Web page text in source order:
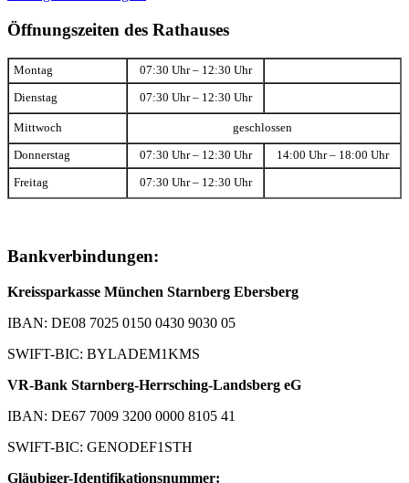
Öffnungszeiten des Rathauses
Montag 07:30 Uhr – 12:30 Uhr
Dienstag 07:30 Uhr – 12:30 Uhr
Mittwoch geschlossen
Donnerstag 07:30 Uhr – 12:30 Uhr 14:00 Uhr – 18:00 Uhr
Freitag 07:30 Uhr – 12:30 Uhr
Bankverbindungen:
Kreissparkasse München Starnberg Ebersberg
IBAN: DE08 7025 0150 0430 9030 05
SWIFT-BIC: BYLADEM1KMS
VR-Bank Starnberg-Herrsching-Landsberg eG
IBAN: DE67 7009 3200 0000 8105 41
SWIFT-BIC: GENODEF1STH
Gläubiger-Identifikationsnummer: